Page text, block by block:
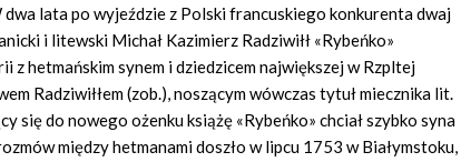
dwa lata po wyjeździe z Polski francuskiego konkurenta dwaj
i litewski Michał Kazimierz Radziwiłł «Rybeńko»
z hetmańskim synem i dziedzicem największej w Rzpltej
Radziwiłłem (zob.), noszącym wówczas tytuł miecznika lit.
się do nowego ożenku książę «Rybeńko» chciał szybko syna
między hetmanami doszło w lipcu 1753 w Białymstoku,